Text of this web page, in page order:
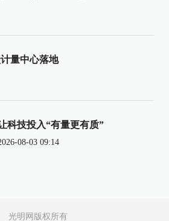
量中心落地
科技投入“有量更有质”
08-03 09:14
光明网版权所有